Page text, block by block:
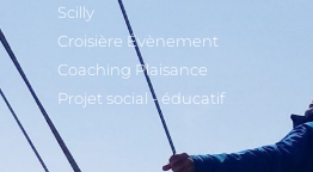
Scilly
Croisière Évènement
Coaching Plaisance
Projet social - éducatif